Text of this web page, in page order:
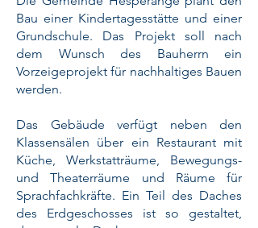
Bau einer Kindertagesstätte und einer
Grundschule. Das Projekt soll nach
dem Wunsch des Bauherrn ein
Vorzeigeprojekt für nachhaltiges Bauen
werden.
Das Gebäude verfügt neben den
Klassensälen über ein Restaurant mit
Küche, Werkstatträume, Bewegungs-
und Theaterräume und Räume für
Sprachfachkräfte. Ein Teil des Daches
des Erdgeschosses ist so gestaltet,